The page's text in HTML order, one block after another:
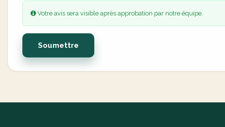
Votre avis sera visible après approbation par notre équipe.
Soumettre